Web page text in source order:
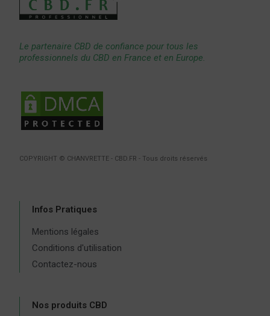
Le partenaire CBD de confiance pour tous les
professionnels du CBD en France et en Europe.
COPYRIGHT © CHANVRETTE - CBD.FR - Tous droits réservés
Infos Pratiques
Mentions légales
Conditions d'utilisation
Contactez-nous
Nos produits CBD